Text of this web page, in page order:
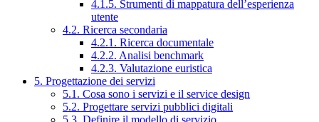
4.1.5. Strumenti di mappatura dell’esperienza
utente
4.2. Ricerca secondaria
4.2.1. Ricerca documentale
4.2.2. Analisi benchmark
4.2.3. Valutazione euristica
5. Progettazione dei servizi
5.1. Cosa sono i servizi e il service design
5.2. Progettare servizi pubblici digitali
5.3. Definire il modello di servizio